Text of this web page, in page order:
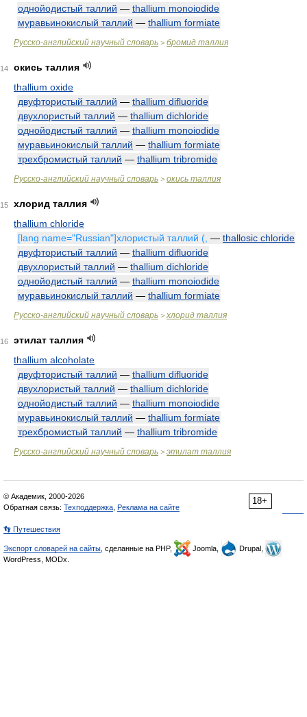
однойодистый таллий — thallium monoiodide
муравьинокислый таллий — thallium formiate
Русско-английский научный словарь > бромид таллия
14
окись таллия
thallium oxide
двуфтористый таллий — thallium difluoride
двухлористый таллий — thallium dichloride
однойодистый таллий — thallium monoiodide
муравьинокислый таллий — thallium formiate
трехбромистый таллий — thallium tribromide
Русско-английский научный словарь > окись таллия
15
хлорид таллия
thallium chloride
[lang name="Russian"]хлористый таллий (, — thallosic chloride
двуфтористый таллий — thallium difluoride
двухлористый таллий — thallium dichloride
однойодистый таллий — thallium monoiodide
муравьинокислый таллий — thallium formiate
Русско-английский научный словарь > хлорид таллия
16
этилат таллия
thallium alcoholate
двуфтористый таллий — thallium difluoride
двухлористый таллий — thallium dichloride
однойодистый таллий — thallium monoiodide
муравьинокислый таллий — thallium formiate
трехбромистый таллий — thallium tribromide
Русско-английский научный словарь > этилат таллия
18+
© Академик, 2000-2026
Обратная связь: Техподдержка Реклама на сайте
👣 Путешествия
Экспорт словарей на сайты , сделанные на PHP, Joomla,
Drupal,
WordPress, MODx.